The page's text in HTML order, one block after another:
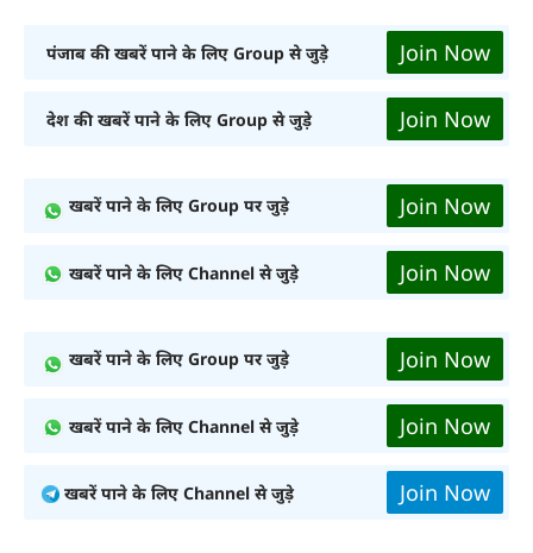
पंजाब की खबरें पाने के लिए Group से जुड़े Join Now
देश की खबरें पाने के लिए Group से जुड़े Join Now
खबरें पाने के लिए Group पर जुड़े Join Now
खबरें पाने के लिए Channel से जुड़े Join Now
खबरें पाने के लिए Group पर जुड़े Join Now
खबरें पाने के लिए Channel से जुड़े Join Now
खबरें पाने के लिए Channel से जुड़े Join Now